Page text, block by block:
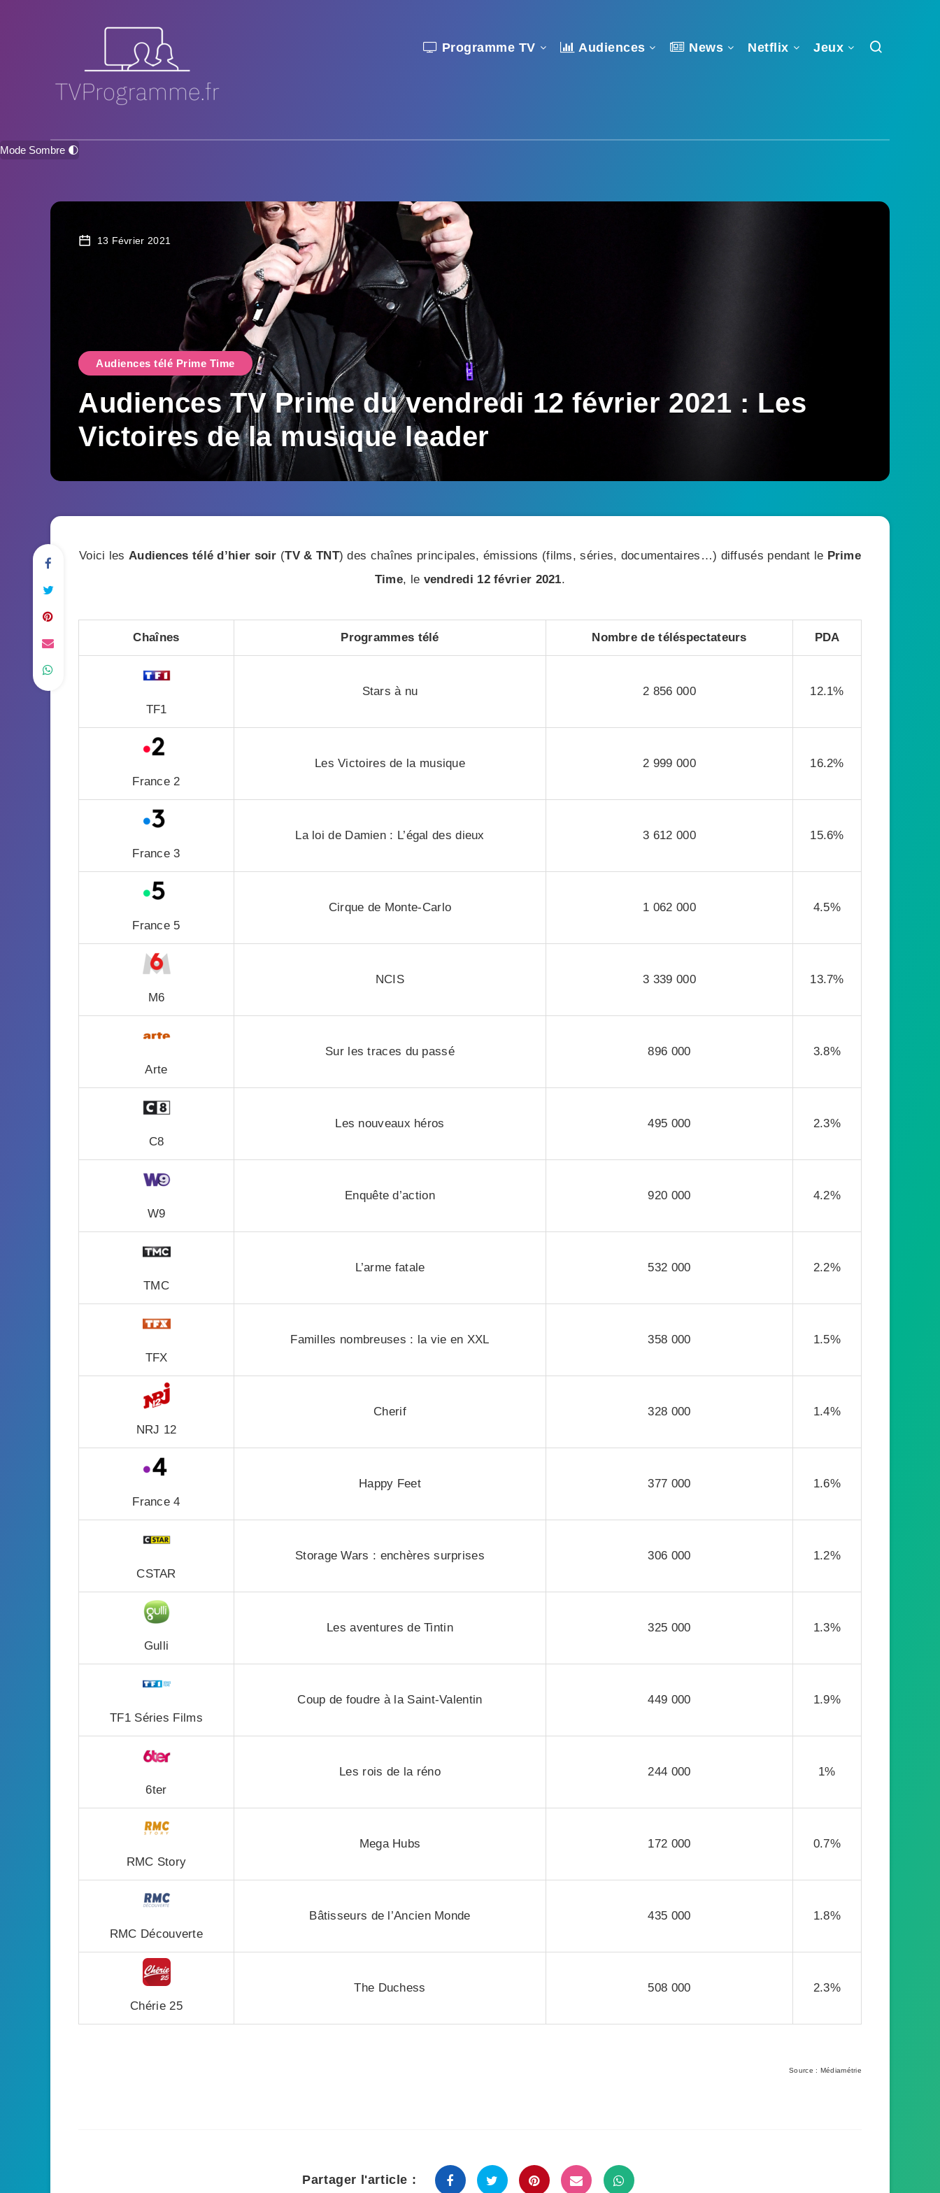
Programme TV Audiences News Netflix Jeux
Mode Sombre 🌓
13 Février 2021
Audiences télé Prime Time
Audiences TV Prime du vendredi 12 février 2021 : Les
Victoires de la musique leader
Voici les Audiences télé d’hier soir (TV & TNT) des chaînes principales, émissions (films, séries, documentaires…) diffusés pendant le Prime
Time, le vendredi 12 février 2021.
Chaînes Programmes télé Nombre de téléspectateurs PDA
TF1
Stars à nu 2 856 000 12.1%
France 2
Les Victoires de la musique 2 999 000 16.2%
France 3
La loi de Damien : L’égal des dieux 3 612 000 15.6%
France 5
Cirque de Monte-Carlo 1 062 000 4.5%
M6
NCIS 3 339 000 13.7%
Arte
Sur les traces du passé 896 000 3.8%
C8
Les nouveaux héros 495 000 2.3%
W9
Enquête d’action 920 000 4.2%
TMC
L’arme fatale 532 000 2.2%
TFX
Familles nombreuses : la vie en XXL 358 000 1.5%
NRJ 12
Cherif 328 000 1.4%
France 4
Happy Feet 377 000 1.6%
CSTAR
Storage Wars : enchères surprises 306 000 1.2%
Gulli
Les aventures de Tintin 325 000 1.3%
TF1 Séries Films
Coup de foudre à la Saint-Valentin 449 000 1.9%
6ter
Les rois de la réno 244 000 1%
RMC Story
Mega Hubs 172 000 0.7%
RMC Découverte
Bâtisseurs de l’Ancien Monde 435 000 1.8%
Chérie 25
The Duchess 508 000 2.3%
Source : Médiamétrie
Partager l'article :